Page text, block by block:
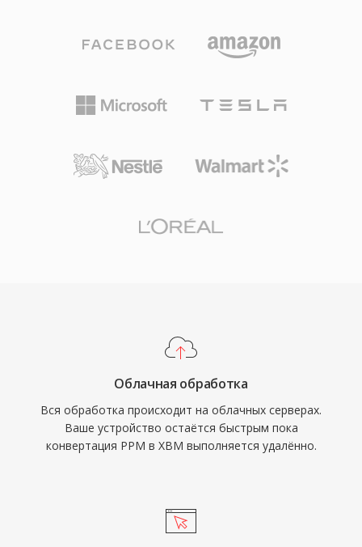
Облачная обработка
Вся обработка происходит на облачных серверах.
Ваше устройство остаётся быстрым пока
конвертация PPM в XBM выполняется удалённо.